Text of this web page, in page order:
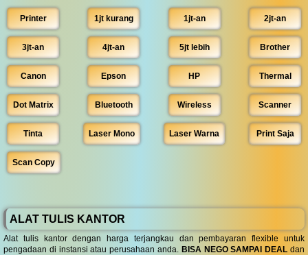
Printer 1jt kurang 1jt-an 2jt-an
3jt-an 4jt-an 5jt lebih Brother
Canon Epson HP Thermal
Dot Matrix Bluetooth Wireless Scanner
Tinta Laser Mono Laser Warna Print Saja
Scan Copy
ALAT TULIS KANTOR
Alat tulis kantor dengan harga terjangkau dan pembayaran flexible untuk
pengadaan di instansi atau perusahaan anda. BISA NEGO SAMPAI DEAL dan